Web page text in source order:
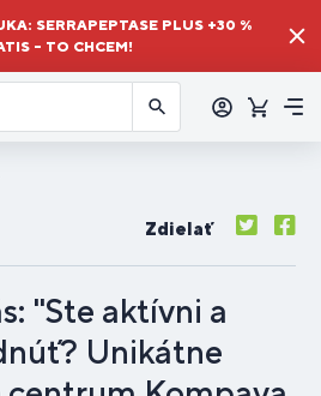
SERRAPEPTASE PLUS +30 %
– TO CHCEM!
sa
Košík
Zdielať
"Ste aktívni a
Unikátne